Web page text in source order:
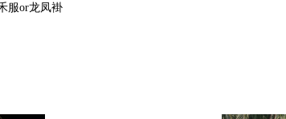
服or龙凤褂